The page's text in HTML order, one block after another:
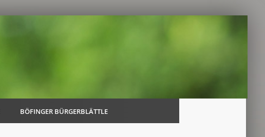
BÖFINGER BÜRGERBLÄTTLE